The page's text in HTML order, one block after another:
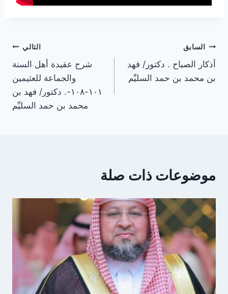
تصفّح
المقالات
السابق
أذكار الصباح . دكتور/ فهد
بن محمد بن حمد السليِّم
التالي
شرح عقيدة أهل السنة
والجماعة للعثيمين
١٠١-١٠٨-. دكتور/ فهد بن
محمد بن حمد السليِّم
موضوعات ذات صلة